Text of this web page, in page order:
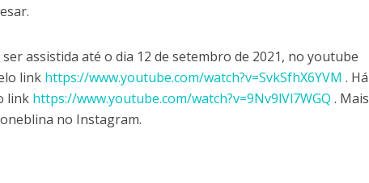
assistida até o dia 12 de setembro de 2021, no youtube
link https://www.youtube.com/watch?v=SvkSfhX6YVM . Há
link https://www.youtube.com/watch?v=9Nv9lVl7WGQ . Mais
no Instagram.